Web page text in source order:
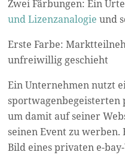
Zwei Färbungen: Ein
und Lizenzanalogie und
Erste Farbe:
unfreiwillig geschieht
Ein Unternehmen nutzt
sportwagenbegeisterten
um damit auf seiner
seinen Event zu werben.
Bild eines privaten e-